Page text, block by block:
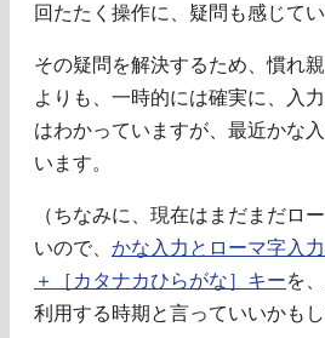
回たたく操作に、疑問も感じてい
その疑問を解決するため、慣れ
よりも、一時的には確実に、入
はわかっていますが、最近かな
います。
（ちなみに、現在はまだまだロ
いので、 かな入力とローマ字入
＋［カタナカひらがな］キーを
利用する時期と言っていいかもし